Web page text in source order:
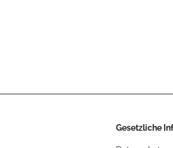
Gesetzliche